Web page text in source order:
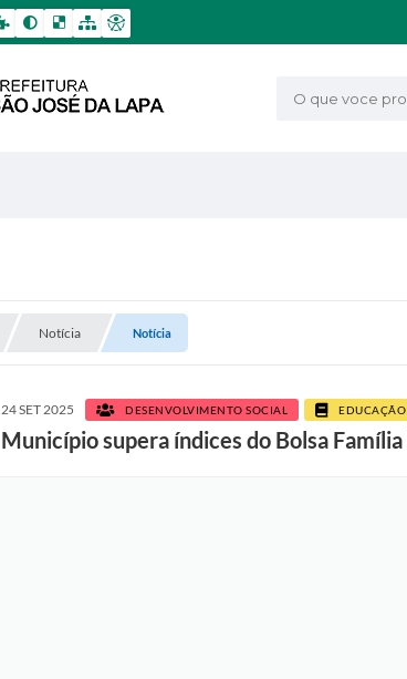
O que voce
Notícia Notícia
24 SET 2025 DESENVOLVIMENTO SOCIAL EDUCAÇÃO
Município supera índices do Bolsa Família